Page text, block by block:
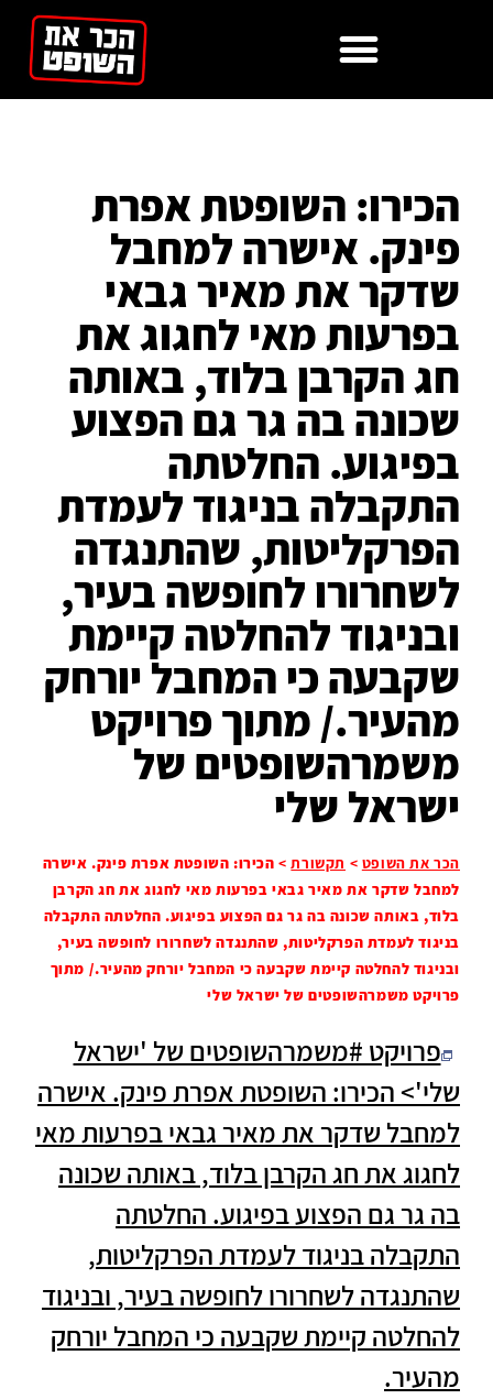
הכירו: השופטת אפרת
פינק. אישרה למחבל
שדקר את מאיר גבאי
בפרעות מאי לחגוג את
חג הקרבן בלוד, באותה
שכונה בה גר גם הפצוע
בפיגוע. החלטתה
התקבלה בניגוד לעמדת
הפרקליטות, שהתנגדה
לשחרורו לחופשה בעיר,
ובניגוד להחלטה קיימת
שקבעה כי המחבל יורחק
מהעיר./ מתוך פרויקט
משמרהשופטים של
ישראל שלי
הכר את השופט > תקשורת> הכירו: השופטת אפרת פינק. אישרה
למחבל שדקר את מאיר גבאי בפרעות מאי לחגוג את חג הקרבן
בלוד, באותה שכונה בה גר גם הפצוע בפיגוע. החלטתה התקבלה
בניגוד לעמדת הפרקליטות, שהתנגדה לשחרורו לחופשה בעיר,
ובניגוד להחלטה קיימת שקבעה כי המחבל יורחק מהעיר./ מתוך
פרויקט משמרהשופטים של ישראל שלי
פרויקט #משמרהשופטים של 'ישראל
שלי'> הכירו: השופטת אפרת פינק. אישרה
למחבל שדקר את מאיר גבאי בפרעות מאי
לחגוג את חג הקרבן בלוד, באותה שכונה
בה גר גם הפצוע בפיגוע. החלטתה
התקבלה בניגוד לעמדת הפרקליטות,
שהתנגדה לשחרורו לחופשה בעיר, ובניגוד
להחלטה קיימת שקבעה כי המחבל יורחק
מהעיר.